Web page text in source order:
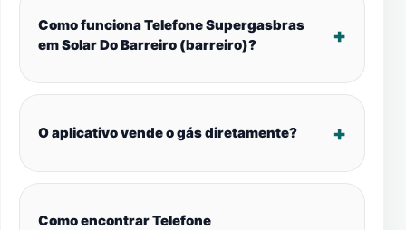
Como funciona Telefone Supergasbras
em Solar Do Barreiro (barreiro)?
O aplicativo vende o gás diretamente?
Como encontrar Telefone